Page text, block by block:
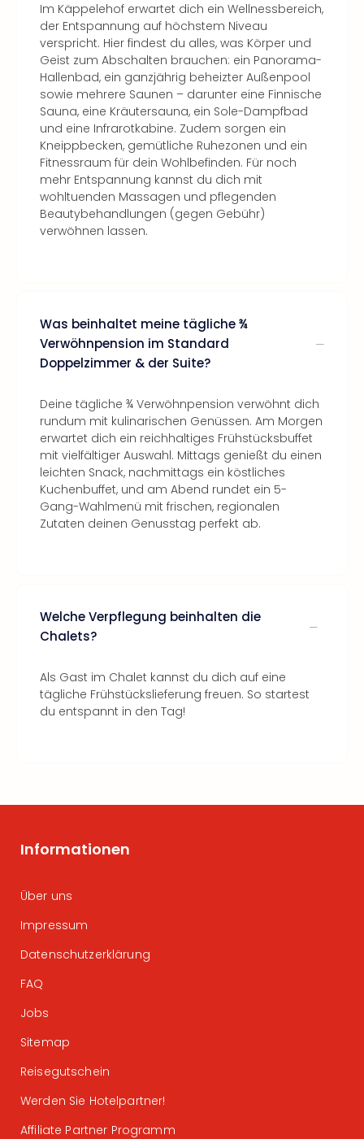
Im Käppelehof erwartet dich ein Wellnessbereich,
der Entspannung auf höchstem Niveau
verspricht. Hier findest du alles, was Körper und
Geist zum Abschalten brauchen: ein Panorama-
Hallenbad, ein ganzjährig beheizter Außenpool
sowie mehrere Saunen – darunter eine Finnische
Sauna, eine Kräutersauna, ein Sole-Dampfbad
und eine Infrarotkabine. Zudem sorgen ein
Kneippbecken, gemütliche Ruhezonen und ein
Fitnessraum für dein Wohlbefinden. Für noch
mehr Entspannung kannst du dich mit
wohltuenden Massagen und pflegenden
Beautybehandlungen (gegen Gebühr)
verwöhnen lassen.
Was beinhaltet meine tägliche ¾
Verwöhnpension im Standard
Doppelzimmer & der Suite?
Deine tägliche ¾ Verwöhnpension verwöhnt dich
rundum mit kulinarischen Genüssen. Am Morgen
erwartet dich ein reichhaltiges Frühstücksbuffet
mit vielfältiger Auswahl. Mittags genießt du einen
leichten Snack, nachmittags ein köstliches
Kuchenbuffet, und am Abend rundet ein 5-
Gang-Wahlmenü mit frischen, regionalen
Zutaten deinen Genusstag perfekt ab.
Welche Verpflegung beinhalten die
Chalets?
Als Gast im Chalet kannst du dich auf eine
tägliche Frühstückslieferung freuen. So startest
du entspannt in den Tag!
Informationen
Über uns
Impressum
Datenschutzerklärung
FAQ
Jobs
Sitemap
Reisegutschein
Werden Sie Hotelpartner!
Affiliate Partner Programm